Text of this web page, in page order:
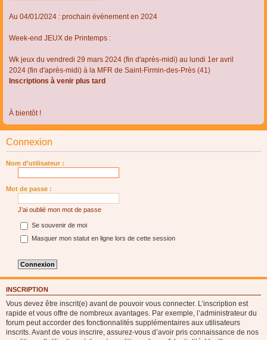
Au 04/01/2024 : prochain évènement en 2024
Week-end JEUX de Printemps :
Wk jeux du vendredi 29 mars 2024 (fin d'après-midi) au lundi 1er avril
2024 (fin d'après-midi) à la MFR de Saint-Firmin-des-Près (41)
Inscriptions à venir plus tard
À bientôt !
Connexion
Nom d’utilisateur :
Mot de passe :
J’ai oublié mon mot de passe
Se souvenir de moi
Masquer mon statut en ligne lors de cette session
INSCRIPTION
Vous devez être inscrit(e) avant de pouvoir vous connecter. L’inscription est
rapide et vous offre de nombreux avantages. Par exemple, l’administrateur du
forum peut accorder des fonctionnalités supplémentaires aux utilisateurs
inscrits. Avant de vous inscrire, assurez-vous d’avoir pris connaissance de nos